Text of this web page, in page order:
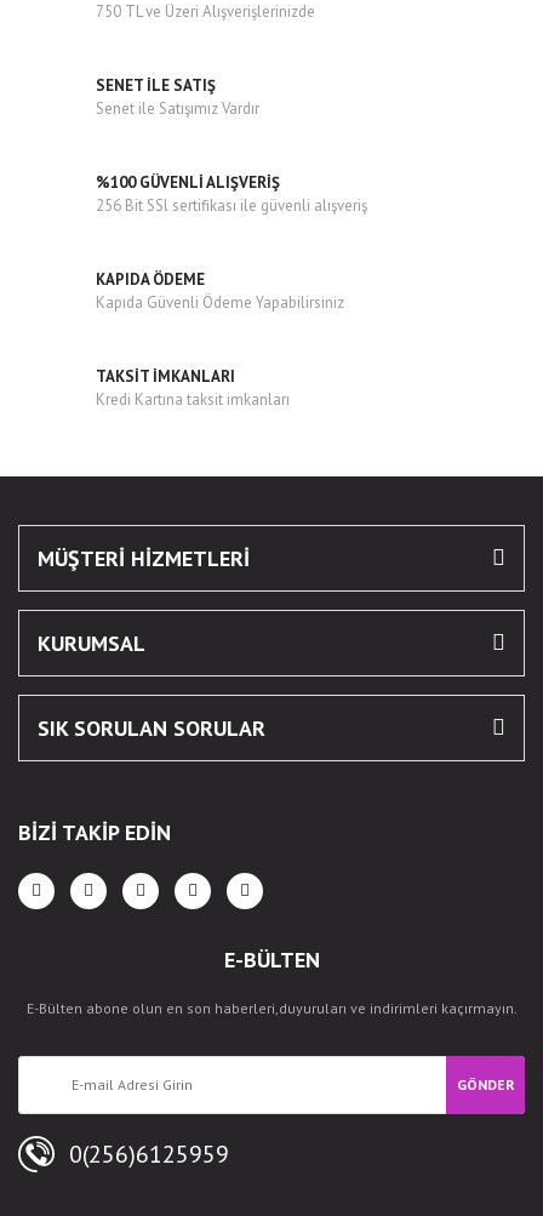
750 TL ve Üzeri Alışverişlerinizde
SENET İLE SATIŞ
Senet ile Satışımız Vardır
%100 GÜVENLİ ALIŞVERİŞ
256 Bit SSl sertifikası ile güvenli alışveriş
KAPIDA ÖDEME
Kapıda Güvenli Ödeme Yapabilirsiniz
TAKSİT İMKANLARI
Kredi Kartına taksit imkanları
MÜŞTERİ HİZMETLERİ
KURUMSAL
SIK SORULAN SORULAR
BİZİ TAKİP EDİN
E-BÜLTEN
E-Bülten abone olun en son haberleri,duyuruları ve indirimleri kaçırmayın.
GÖNDER
0(256)6125959